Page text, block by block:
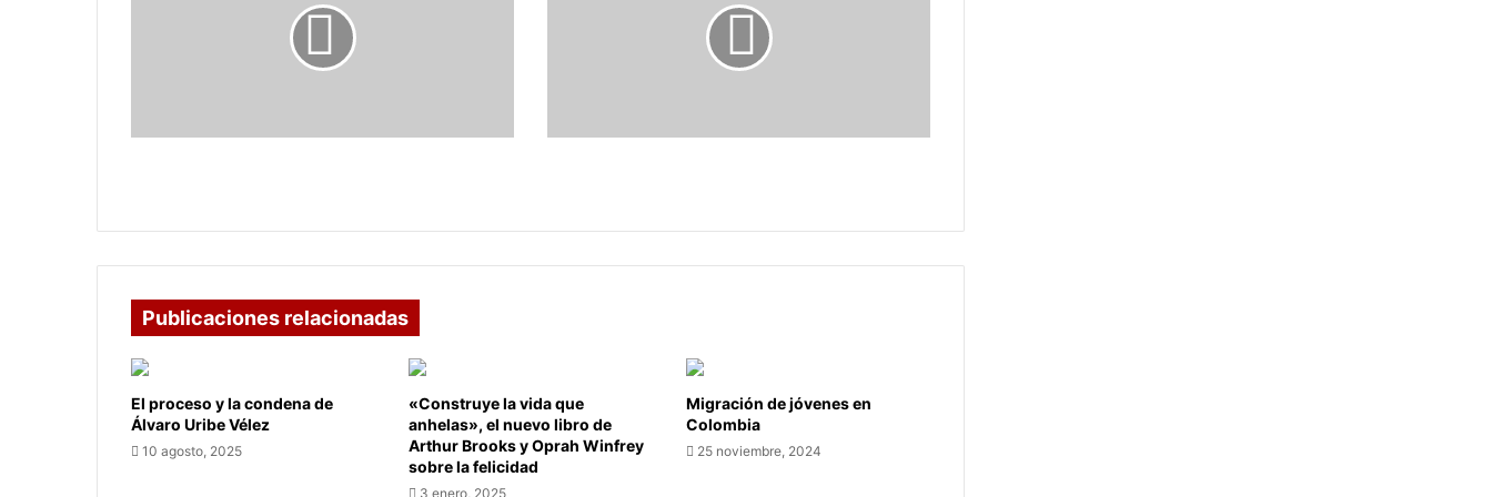
Publicaciones relacionadas
El proceso y la condena de
Álvaro Uribe Vélez
10 agosto, 2025
«Construye la vida que
anhelas», el nuevo libro de
Arthur Brooks y Oprah Winfrey
sobre la felicidad
3 enero, 2025
Migración de jóvenes en
Colombia
25 noviembre, 2024